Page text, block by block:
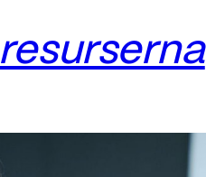
resurserna